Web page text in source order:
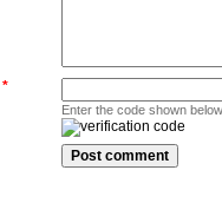
*
Enter the code shown